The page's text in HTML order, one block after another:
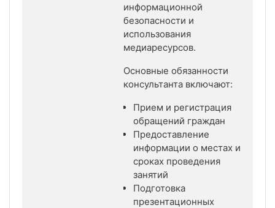
информационной
безопасности и
использования
медиаресурсов.
Основные обязанности
консультанта включают:
Прием и регистрация
обращений граждан
Предоставление
информации о местах и
сроках проведения
занятий
Подготовка
презентационных